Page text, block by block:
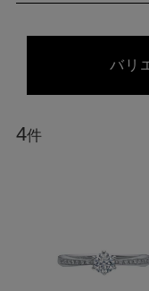
バリ
4件